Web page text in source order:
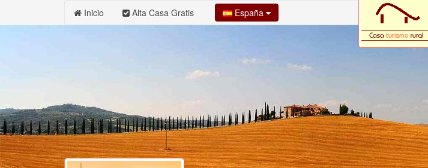
Inicio Alta Casa Gratis España